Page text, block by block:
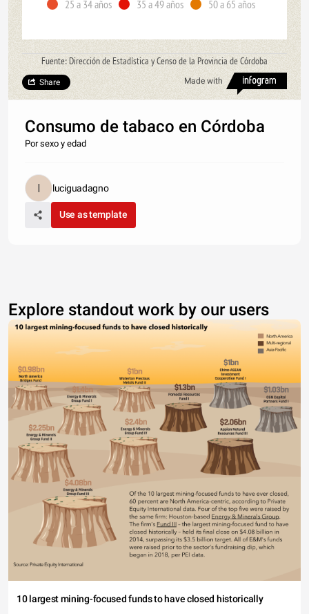
25 a 34 años 35 a 49 años 50 a 65 años
Fuente: Dirección de Estadística y Censo de la Provincia de Córdoba
Made with
Share
Consumo de tabaco en Córdoba
Por sexo y edad
luciguadagno
Use as template
Explore standout work by our users
10 largest mining-focused funds to have closed historically